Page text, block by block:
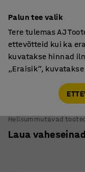
Pärnu mnt 158,
6,
Helisummutavad
Laua
Palun tee valik
Tere tulemas AJ
ettevõtteid kui ka
kuvatakse hinnad
„Eraisik“,